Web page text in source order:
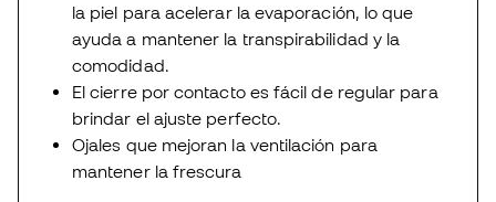
la piel para acelerar la evaporación, lo que
ayuda a mantener la transpirabilidad y la
comodidad.
El cierre por contacto es fácil de regular para
brindar el ajuste perfecto.
Ojales que mejoran la ventilación para
mantener la frescura